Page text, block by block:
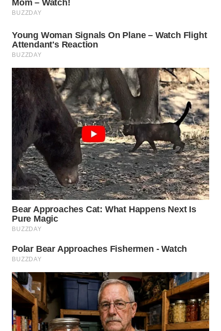
WN
WN
TAPANULI
SELATAN
WN
TANJUNG
LESUNG
WN
KARO
WN
SIMALUNGUN
WN
LABUHANBATU
WN
TAPANULI
TENGAH
WN DELI
SERDANG